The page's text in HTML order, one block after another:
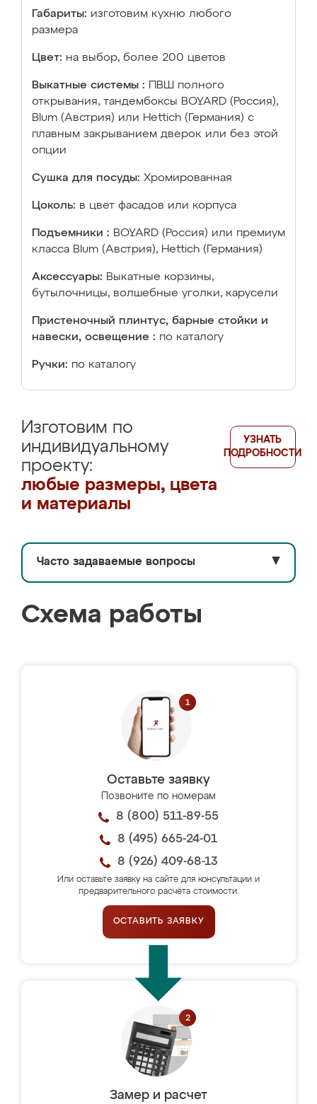
Габариты: изготовим кухню любого
размера
Цвет: на выбор, более 200 цветов
Выкатные системы :
ПВШ полного
открывания, тандембоксы BOYARD (Россия),
Blum (Австрия) или Hettich (Германия) с
плавным закрыванием дверок или без этой
опции
Сушка для посуды: Хромированная
Цоколь: в цвет фасадов или корпуса
Подъемники : BOYARD (Россия) или премиум
класса Blum (Австрия), Hettich (Германия)
Аксессуары: Выкатные корзины,
бутылочницы, волшебные уголки, карусели
Пристеночный плинтус, барные стойки и
навески, освещение : по каталогу
Ручки: по каталогу
Изготовим по
индивидуальному
проекту:
любые размеры, цвета
и материалы
УЗНАТЬ
ПОДРОБНОСТИ
Часто задаваемые вопросы ▼
Схема работы
Оставьте заявку
Позвоните по номерам
8 (800) 511-89-55
8 (495) 665-24-01
8 (926) 409-68-13
Или оставьте заявку на сайте для консультации и
предварительного расчёта стоимости.
ОСТАВИТЬ ЗАЯВКУ
Замер и расчет